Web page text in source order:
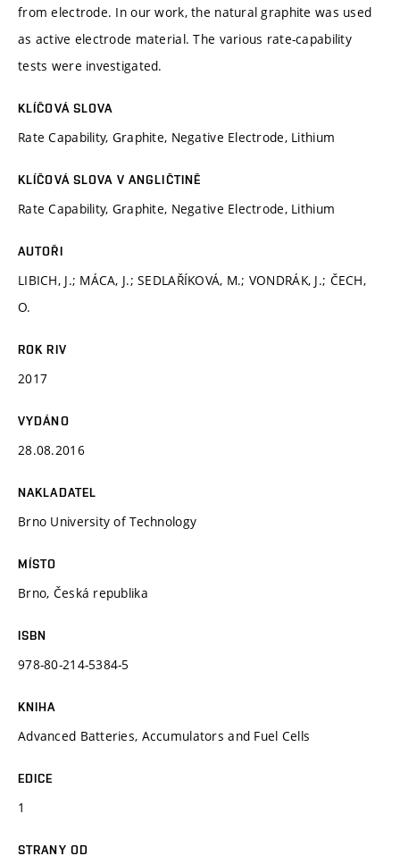
from electrode. In our work, the natural graphite was used
as active electrode material. The various rate-capability
tests were investigated.
KLÍČOVÁ SLOVA
Rate Capability, Graphite, Negative Electrode, Lithium
KLÍČOVÁ SLOVA V ANGLIČTINĚ
Rate Capability, Graphite, Negative Electrode, Lithium
AUTOŘI
LIBICH, J.; MÁCA, J.; SEDLAŘÍKOVÁ, M.; VONDRÁK, J.; ČECH,
O.
ROK RIV
2017
VYDÁNO
28.08.2016
NAKLADATEL
Brno University of Technology
MÍSTO
Brno, Česká republika
ISBN
978-80-214-5384-5
KNIHA
Advanced Batteries, Accumulators and Fuel Cells
EDICE
1
STRANY OD